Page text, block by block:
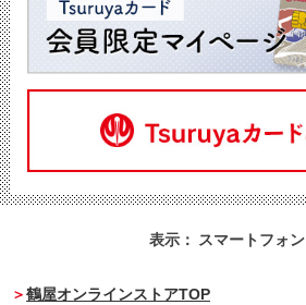
表示： スマートフォン
鶴屋オンラインストアTOP